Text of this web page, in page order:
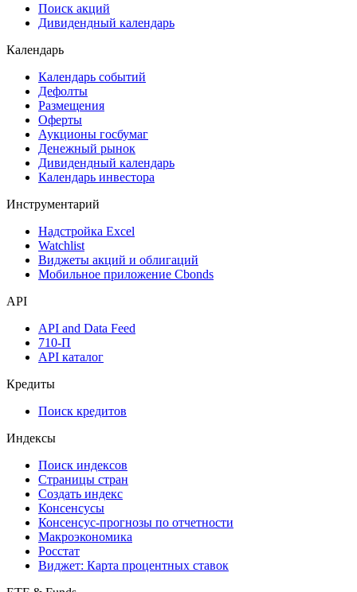
Поиск акций
Дивидендный календарь
Календарь
Календарь событий
Дефолты
Размещения
Оферты
Аукционы госбумаг
Денежный рынок
Дивидендный календарь
Календарь инвестора
Инструментарий
Надстройка Excel
Watchlist
Виджеты акций и облигаций
Мобильное приложение Cbonds
API
API and Data Feed
710-П
API каталог
Кредиты
Поиск кредитов
Индексы
Поиск индексов
Страницы стран
Создать индекс
Консенсусы
Консенсус-прогнозы по отчетности
Макроэкономика
Росстат
Виджет: Карта процентных ставок